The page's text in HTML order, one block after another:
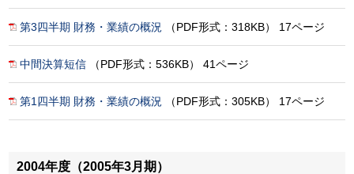
第3四半期 財務・業績の概況 （PDF形式：318KB） 17ページ
中間決算短信 （PDF形式：536KB） 41ページ
第1四半期 財務・業績の概況 （PDF形式：305KB） 17ページ
2004年度（2005年3月期）